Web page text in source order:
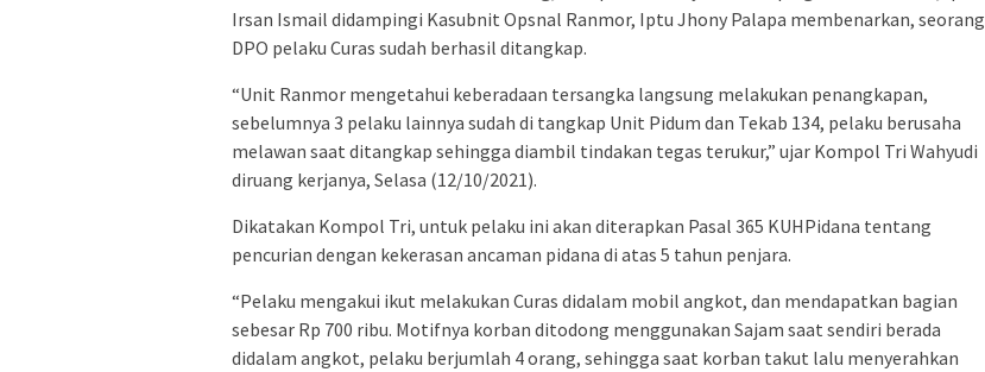
Irsan Ismail didampingi Kasubnit Opsnal Ranmor, Iptu Jhony Palapa membenarkan, seorang
DPO pelaku Curas sudah berhasil ditangkap.
“Unit Ranmor mengetahui keberadaan tersangka langsung melakukan penangkapan,
sebelumnya 3 pelaku lainnya sudah di tangkap Unit Pidum dan Tekab 134, pelaku berusaha
melawan saat ditangkap sehingga diambil tindakan tegas terukur,” ujar Kompol Tri Wahyudi
diruang kerjanya, Selasa (12/10/2021).
Dikatakan Kompol Tri, untuk pelaku ini akan diterapkan Pasal 365 KUHPidana tentang
pencurian dengan kekerasan ancaman pidana di atas 5 tahun penjara.
“Pelaku mengakui ikut melakukan Curas didalam mobil angkot, dan mendapatkan bagian
sebesar Rp 700 ribu. Motifnya korban ditodong menggunakan Sajam saat sendiri berada
didalam angkot, pelaku berjumlah 4 orang, sehingga saat korban takut lalu menyerahkan